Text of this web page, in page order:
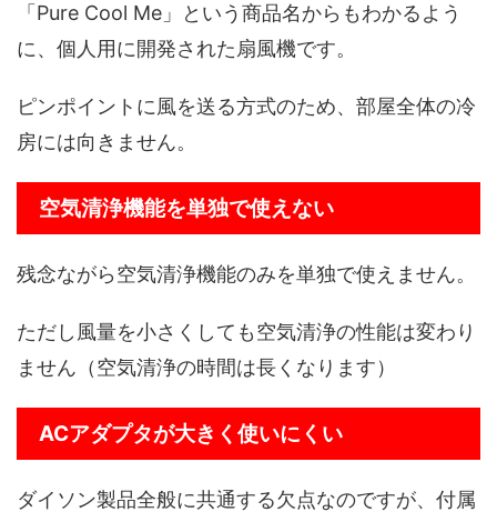
「Pure Cool Me」という商品名からもわかるよう
に、個人用に開発された扇風機です。
ピンポイントに風を送る方式のため、部屋全体の冷
房には向きません。
空気清浄機能を単独で使えない
残念ながら空気清浄機能のみを単独で使えません。
ただし風量を小さくしても空気清浄の性能は変わり
ません（空気清浄の時間は長くなります）
ACアダプタが大きく使いにくい
ダイソン製品全般に共通する欠点なのですが、付属